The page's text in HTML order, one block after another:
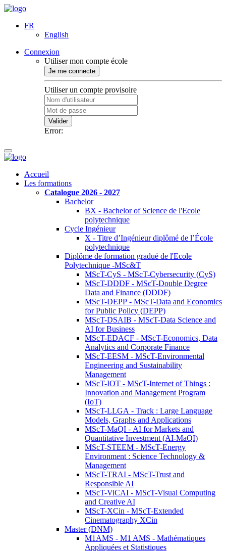
FR
English
Connexion
Utiliser mon compte école
Je me connecte
Utiliser un compte provisoire
Valider
Error:
Accueil
Les formations
Catalogue 2026 - 2027
Bachelor
BX - Bachelor of Science de l'Ecole
polytechnique
Cycle Ingénieur
X - Titre d’Ingénieur diplômé de l’École
polytechnique
Diplôme de formation gradué de l'Ecole
Polytechnique -MSc&T
MScT-CyS - MScT-Cybersecurity (CyS)
MScT-DDDF - MScT-Double Degree
Data and Finance (DDDF)
MScT-DEPP - MScT-Data and Economics
for Public Policy (DEPP)
MScT-DSAIB - MScT-Data Science and
AI for Business
MScT-EDACF - MScT-Economics, Data
Analytics and Corporate Finance
MScT-EESM - MScT-Environmental
Engineering and Sustainability
Management
MScT-IOT - MScT-Internet of Things :
Innovation and Management Program
(IoT)
MScT-LLGA - Track : Large Language
Models, Graphs and Applications
MScT-MaQI - AI for Markets and
Quantitative Investment (AI-MaQI)
MScT-STEEM - MScT-Energy
Environment : Science Technology &
Management
MScT-TRAI - MScT-Trust and
Responsible AI
MScT-ViCAI - MScT-Visual Computing
and Creative AI
MScT-XCin - MScT-Extended
Cinematography XCin
Master (DNM)
M1AMS - M1 AMS - Mathématiques
Appliquées et Statistiques